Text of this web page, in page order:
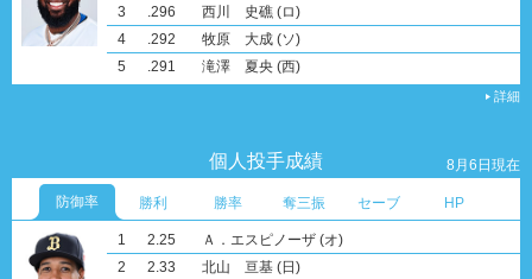
3
.296 西川 史礁 (ロ)
4
.292 牧原 大成 (ソ)
5
.291 滝澤 夏央 (西)
詳細
3
23 近藤 健介(ソ)
4
20 万波 中正(日)
5
18 山口 航輝(ロ)
3
59 Ｆ．レイエス (日)
4
50 野村 佑希(日)
5
49 万波 中正(日)
3
105 水野 達稀(日)
4
104 近藤 健介(ソ)
4
104 西川 史礁(ロ)
3
.378 滝澤 夏央 (西)
4
.367 西川 史礁 (ロ)
5
.363 辰己 涼介 (楽)
3
14 庄子 雄大(ソ)
4
11 滝澤 夏央(西)
5
10 水野 達稀(日) ほか2名
個人投手成績 8月6日現在
防御率 勝利 勝率 奪三振 セーブ HP
1 2.25 Ａ．エスピノーザ (オ)
2
2.33 北山 亘基 (日)
1 10 加藤 貴之 (日)
1
10 Ａ．エスピノーザ
1 .818 大津 亮介 (ソ)
2
.769 Ａ．エスピノーザ
1 121 伊藤 大海(日)
2
119 九里 亜蓮(オ)
1 27 横山 陸人 (ロ)
2
24 Ａ．マチャド (オ)
1 30 椋木 蓮 (オ)
2
25 鈴木 昭汰(ロ)